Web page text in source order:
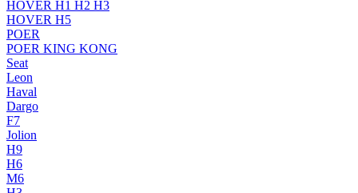
HOVER H1 H2 H3
HOVER H5
POER
POER KING KONG
Seat
Leon
Haval
Dargo
F7
Jolion
H9
H6
M6